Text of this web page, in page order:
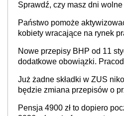
Sprawdź, czy masz dni
Państwo pomoże
kobiety wracające na rynek
neuroatypowe. Powstanie
Inkluzywności w
Nowe przepisy BHP od 11
dodatkowe obowiązki.
Już żadne składki w ZUS
będzie zmiana przepisów o
Pensja 4900 zł to dopiero